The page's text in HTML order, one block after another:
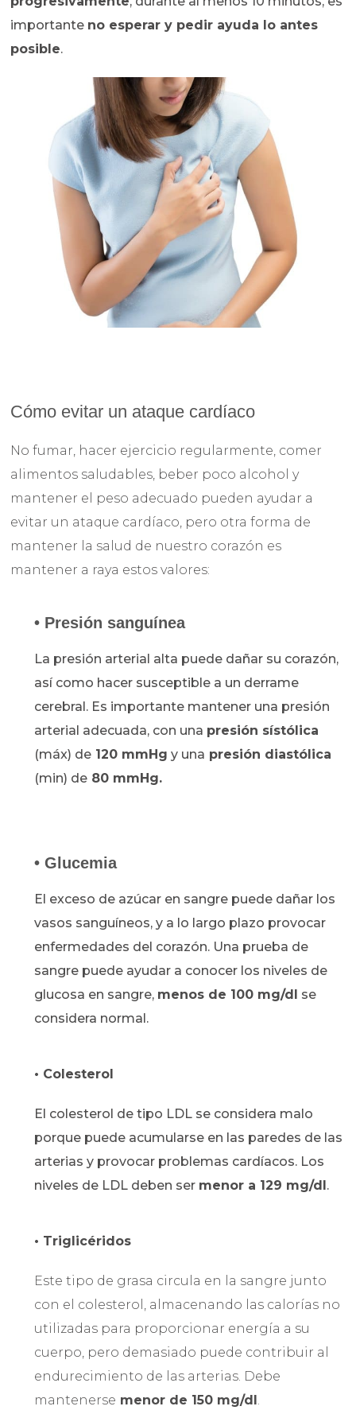
importante no esperar y pedir ayuda lo antes
posible.
Cómo evitar un ataque cardíaco
No fumar, hacer ejercicio regularmente, comer
alimentos saludables, beber poco alcohol y
mantener el peso adecuado pueden ayudar a
evitar un ataque cardíaco, pero otra forma de
mantener la salud de nuestro corazón es
mantener a raya estos valores:
• Presión sanguínea
La presión arterial alta puede dañar su corazón,
así como hacer susceptible a un derrame
cerebral. Es importante mantener una presión
arterial adecuada, con una presión sístólica
(máx) de 120 mmHg y una presión diastólica
(min) de 80 mmHg.
• Glucemia
El exceso de azúcar en sangre puede dañar los
vasos sanguíneos, y a lo largo plazo provocar
enfermedades del corazón. Una prueba de
sangre puede ayudar a conocer los niveles de
glucosa en sangre, menos de 100 mg/dl
se
considera normal.
• Colesterol
El colesterol de tipo LDL se considera malo
porque puede acumularse en las paredes de las
arterias y provocar problemas cardíacos. Los
niveles de LDL deben ser menor a 129 mg/dl .
• Triglicéridos
Este tipo de grasa circula en la sangre junto
con el colesterol, almacenando las calorías no
utilizadas para proporcionar energía a su
cuerpo, pero demasiado puede contribuir al
endurecimiento de las arterias. Debe
mantenerse menor de 150 mg/dl .